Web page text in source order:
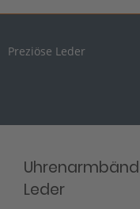
Preziöse Leder
Leder